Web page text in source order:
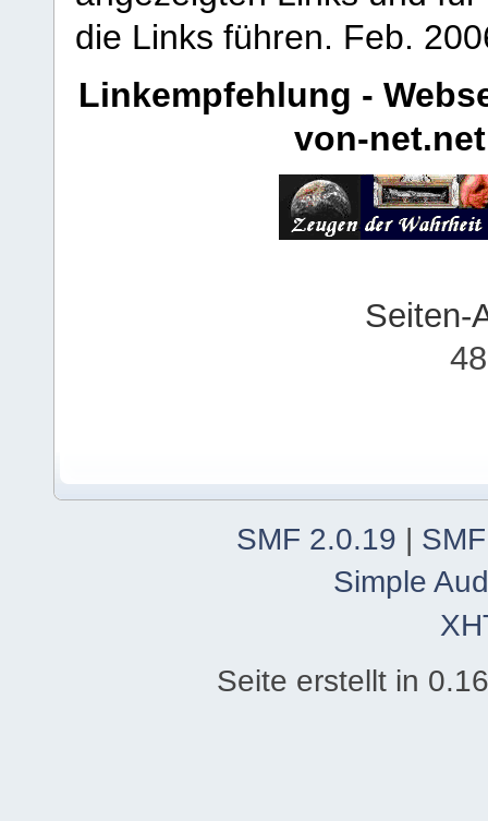
die Links führen. Feb.
Linkempfehlung -
von-net.net
Seiten-
SMF 2.0.19 |
Simple
Seite erstellt in